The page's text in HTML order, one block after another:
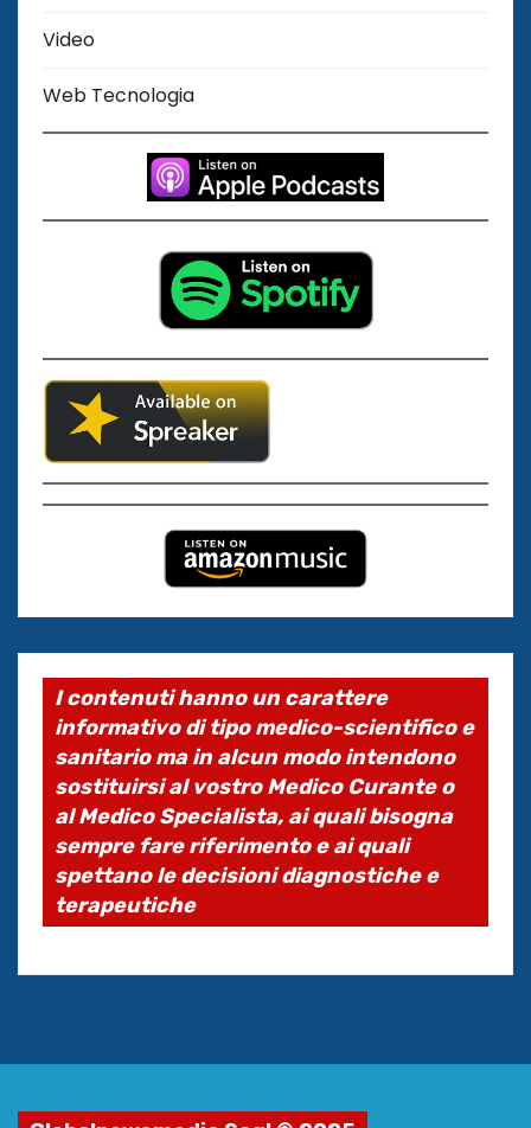
Video
Web Tecnologia
I contenuti hanno un carattere
informativo di tipo medico-scientifico e
sanitario ma in alcun modo intendono
sostituirsi al vostro Medico Curante o
al Medico Specialista, ai quali bisogna
sempre fare riferimento e ai quali
spettano le decisioni diagnostiche e
terapeutiche